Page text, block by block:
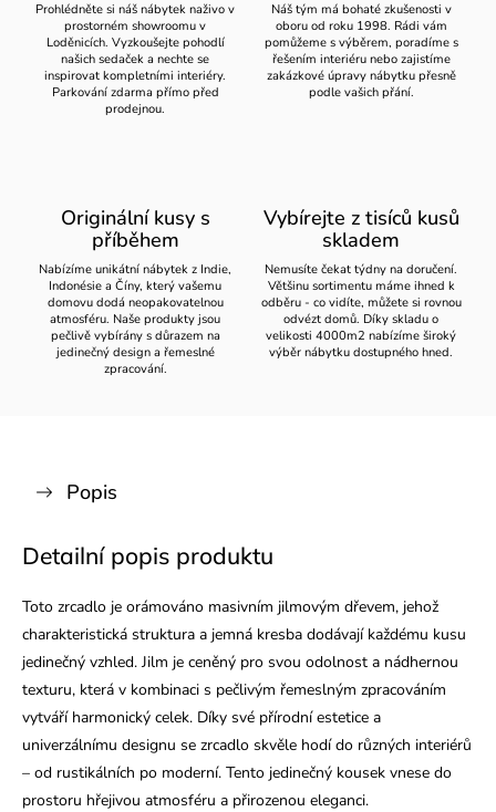
Prohlédněte si náš nábytek naživo v
prostorném showroomu v
Loděnicích. Vyzkoušejte pohodlí
našich sedaček a nechte se
inspirovat kompletními interiéry.
Parkování zdarma přímo před
prodejnou.
Náš tým má bohaté zkušenosti v
oboru od roku 1998. Rádi vám
pomůžeme s výběrem, poradíme s
řešením interiéru nebo zajistíme
zakázkové úpravy nábytku přesně
podle vašich přání.
Originální kusy s
příběhem
Nabízíme unikátní nábytek z Indie,
Indonésie a Číny, který vašemu
domovu dodá neopakovatelnou
atmosféru. Naše produkty jsou
pečlivě vybírány s důrazem na
jedinečný design a řemeslné
zpracování.
Vybírejte z tisíců kusů
skladem
Nemusíte čekat týdny na doručení.
Většinu sortimentu máme ihned k
odběru - co vidíte, můžete si rovnou
odvézt domů. Díky skladu o
velikosti 4000m2 nabízíme široký
výběr nábytku dostupného hned.
Popis
Detailní popis produktu
Toto zrcadlo je orámováno masivním jilmovým dřevem, jehož
charakteristická struktura a jemná kresba dodávají každému kusu
jedinečný vzhled. Jilm je ceněný pro svou odolnost a nádhernou
texturu, která v kombinaci s pečlivým řemeslným zpracováním
vytváří harmonický celek. Díky své přírodní estetice a
univerzálnímu designu se zrcadlo skvěle hodí do různých interiérů
– od rustikálních po moderní. Tento jedinečný kousek vnese do
prostoru hřejivou atmosféru a přirozenou eleganci.